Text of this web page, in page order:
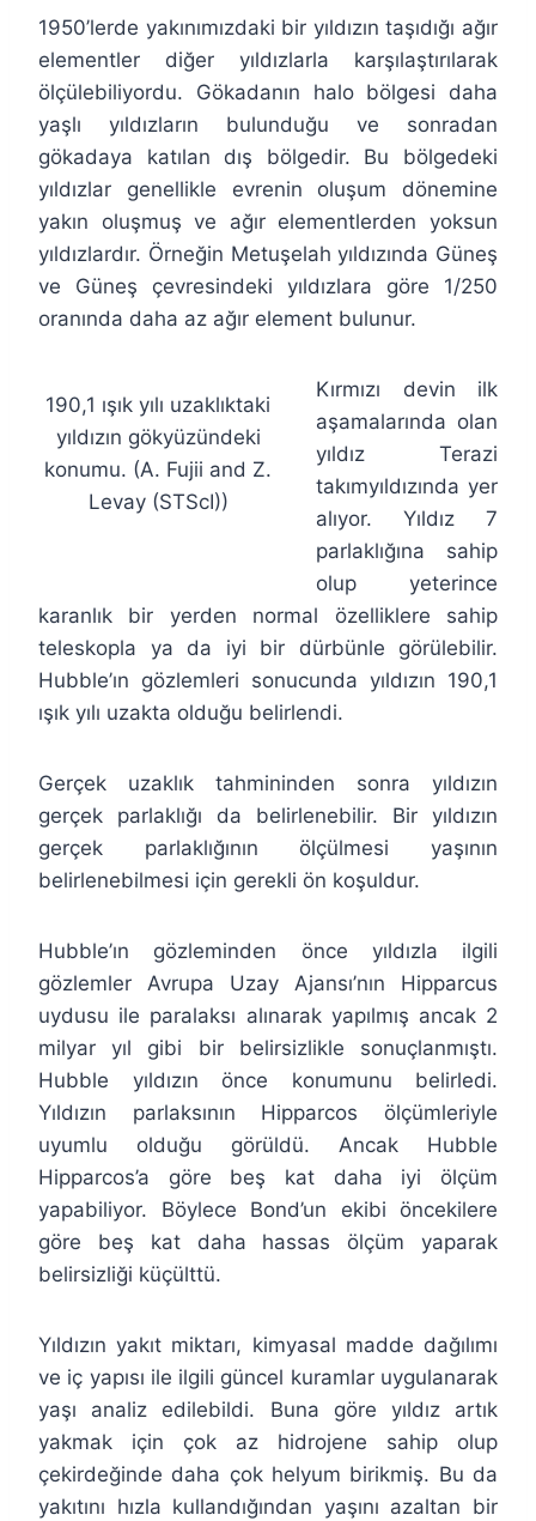
1950’lerde yakınımızdaki bir yıldızın taşıdığı ağır
elementler diğer yıldızlarla karşılaştırılarak
ölçülebiliyordu. Gökadanın halo bölgesi daha
yaşlı yıldızların bulunduğu ve sonradan
gökadaya katılan dış bölgedir. Bu bölgedeki
yıldızlar genellikle evrenin oluşum dönemine
yakın oluşmuş ve ağır elementlerden yoksun
yıldızlardır. Örneğin Metuşelah yıldızında Güneş
ve Güneş çevresindeki yıldızlara göre 1/250
oranında daha az ağır element bulunur.
190,1 ışık yılı uzaklıktaki
yıldızın gökyüzündeki
konumu. (A. Fujii and Z.
Levay (STScI))
Kırmızı devin ilk
aşamalarında olan
yıldız Terazi
takımyıldızında yer
alıyor. Yıldız 7
parlaklığına sahip
olup yeterince
karanlık bir yerden normal özelliklere sahip
teleskopla ya da iyi bir dürbünle görülebilir.
Hubble’ın gözlemleri sonucunda yıldızın 190,1
ışık yılı uzakta olduğu belirlendi.
Gerçek uzaklık tahmininden sonra yıldızın
gerçek parlaklığı da belirlenebilir. Bir yıldızın
gerçek parlaklığının ölçülmesi yaşının
belirlenebilmesi için gerekli ön koşuldur.
Hubble’ın gözleminden önce yıldızla ilgili
gözlemler Avrupa Uzay Ajansı’nın Hipparcus
uydusu ile paralaksı alınarak yapılmış ancak 2
milyar yıl gibi bir belirsizlikle sonuçlanmıştı.
Hubble yıldızın önce konumunu belirledi.
Yıldızın parlaksının Hipparcos ölçümleriyle
uyumlu olduğu görüldü. Ancak Hubble
Hipparcos’a göre beş kat daha iyi ölçüm
yapabiliyor. Böylece Bond’un ekibi öncekilere
göre beş kat daha hassas ölçüm yaparak
belirsizliği küçülttü.
Yıldızın yakıt miktarı, kimyasal madde dağılımı
ve iç yapısı ile ilgili güncel kuramlar uygulanarak
yaşı analiz edilebildi. Buna göre yıldız artık
yakmak için çok az hidrojene sahip olup
çekirdeğinde daha çok helyum birikmiş. Bu da
yakıtını hızla kullandığından yaşını azaltan bir